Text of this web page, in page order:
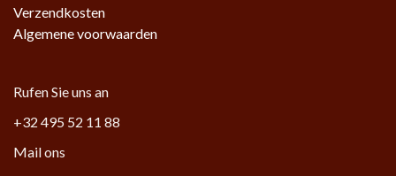
Verzendkosten
Algemene voorwaarden
Rufen Sie uns an
+32 495 52 11 88
Mail ons